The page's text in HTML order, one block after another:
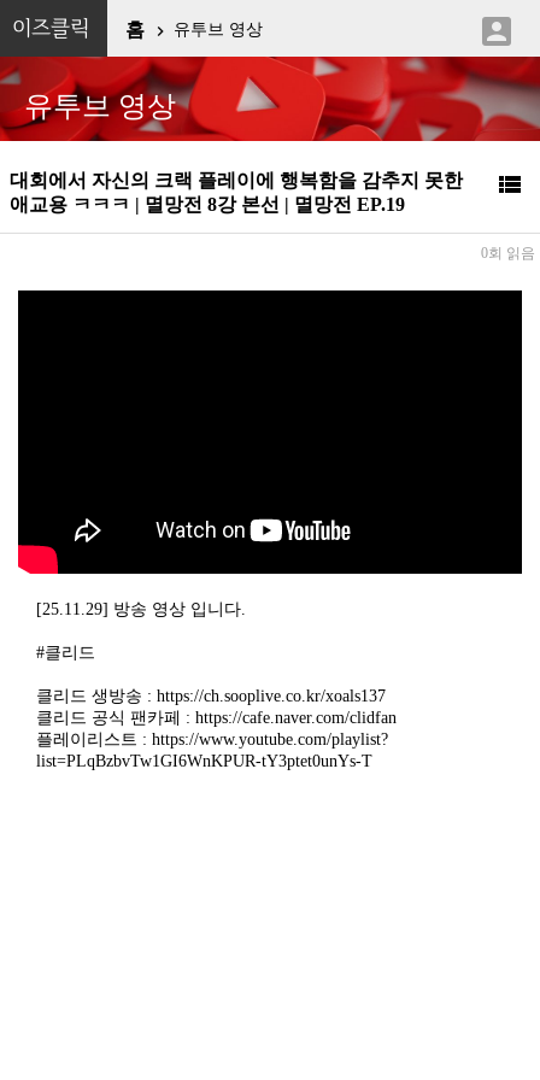
이즈클릭 홈  유투브 영상 
유투브 영상
대회에서 자신의 크랙 플레이에 행복함을 감추지 못한
애교용 ㅋㅋㅋ | 멸망전 8강 본선 | 멸망전 EP.19

0회 읽음
[25.11.29] 방송 영상 입니다.
#클리드
클리드 생방송 : https://ch.sooplive.co.kr/xoals137
클리드 공식 팬카페 : https://cafe.naver.com/clidfan
플레이리스트 : https://www.youtube.com/playlist?
list=PLqBzbvTw1GI6WnKPUR-tY3ptet0unYs-T